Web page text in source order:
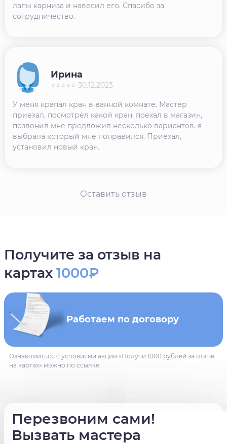
лапы карниза и навесил его. Спасибо за
сотрудничество.
У меня крапал кран в ванной комнате. Мастер
приехал, посмотрел какой кран, поехал в магазин,
позвонил мне предложил несколько вариантов, я
выбрала который мне понравился. Приехал,
установил новый кран.
Ирина
⭐⭐⭐⭐⭐ 30.12.2023
Оставить отзыв
Перезвоним сами!
Вызвать мастера
Получите за отзыв на
картах 1000₽
Работаем по договору
Ознакомиться с условиями акции «Получи 1000 рублей за отзыв
на картах» можно по ссылке